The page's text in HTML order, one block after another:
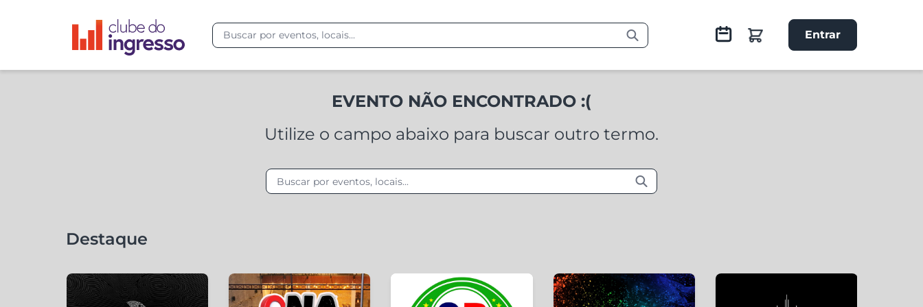
Entrar
EVENTO NÃO ENCONTRADO :(
Utilize o campo abaixo para buscar outro termo.
Destaque